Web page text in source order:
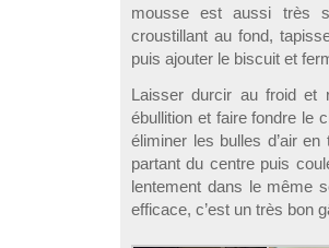
mousse est aussi très
croustillant au fond,
puis ajouter le biscuit et
Laisser durcir au froid et
ébullition et faire fondre le
éliminer les bulles d’air
partant du centre puis
lentement dans le même
efficace, c’est un très bon